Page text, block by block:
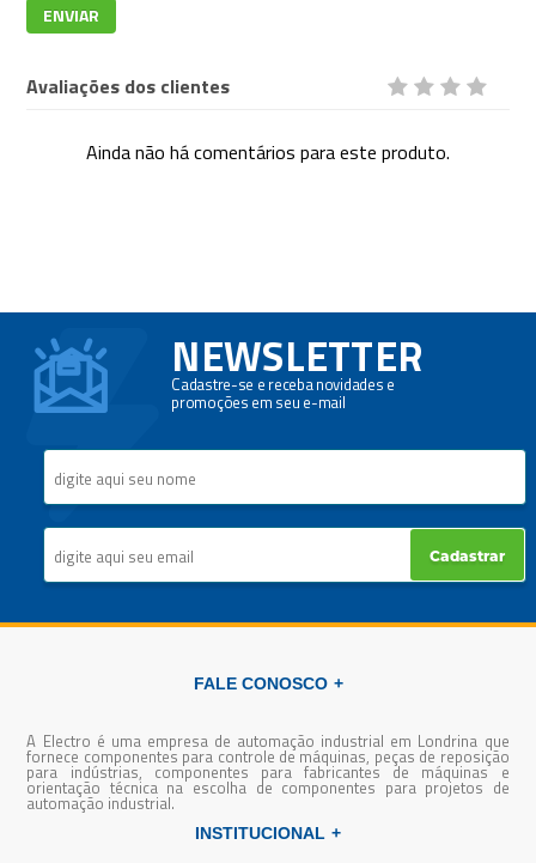
ENVIAR
Avaliações dos clientes
Ainda não há comentários para este produto.
NEWSLETTER
Cadastre-se e receba novidades e
promoções em seu e-mail
Cadastrar
FALE CONOSCO
A Electro é uma empresa de automação industrial em Londrina que
fornece componentes para controle de máquinas, peças de reposição
para indústrias, componentes para fabricantes de máquinas e
orientação técnica na escolha de componentes para projetos de
automação industrial.
INSTITUCIONAL